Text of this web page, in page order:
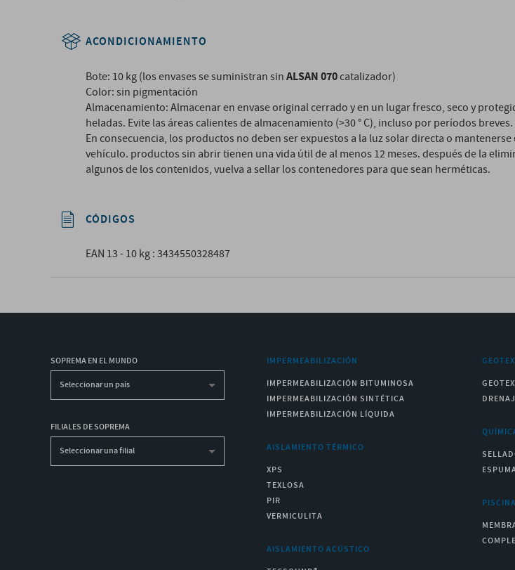
ACONDICIONAMIENTO
Bote: 10 kg (los envases se suministran sinALSAN 070catalizador)
Color: sin pigmentación
Almacenamiento: Almacenar en envase original cerrado y en un lugar fresco, seco y
heladas. Evite las áreas calientes de almacenamiento (>30 ° C), incluso por períodos breves.
En consecuencia, los productos no deben ser expuestos a la luz solar directa o mantenerse
vehículo. productos sin abrir tienen una vida útil de al menos 12 meses. después de la
algunos de los contenidos, vuelva a sellar los contenedores para que sean herméticas.
CÓDIGOS
EAN 13 - 10 kg : 3434550328487
SOPREMA EN EL MUNDO
Seleccionar un país
FILIALES DE SOPREMA
Seleccionar una filial
IMPERMEABILIZACIÓN
IMPERMEABILIZACIÓN BITUMINOSA
IMPERMEABILIZACIÓN SINTÉTICA
IMPERMEABILIZACIÓN LÍQUIDA
AISLAMIENTO TÉRMICO
XPS
TEXLOSA
PIR
VERMICULITA
AISLAMIENTO ACÚSTICO